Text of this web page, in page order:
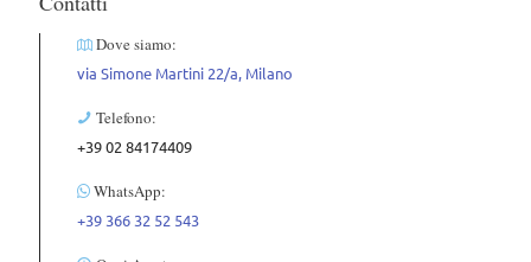
Dove siamo:
via Simone Martini 22/a, Milano
Telefono:
+39 02 84174409
WhatsApp:
+39 366 32 52 543